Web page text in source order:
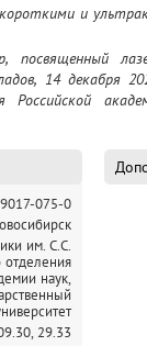
и
14 декабря
075-0
им. С.С.
отделения
наук,
29.33